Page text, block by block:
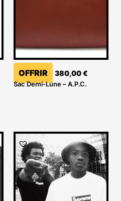
OFFRIR 380,00€
Sac Demi-Lune – A.P.C.